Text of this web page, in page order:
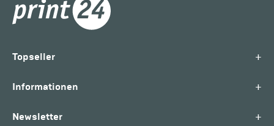
Topseller +
Informationen +
Newsletter +